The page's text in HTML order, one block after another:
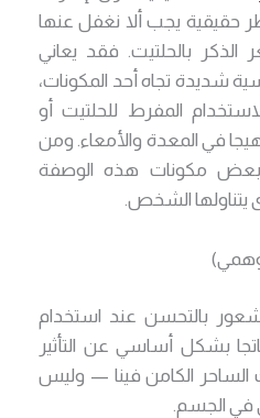
حقيقية يجب ألا نغفل عنها
بالحلتيت. فقد يعاني
تجاه أحد المكونات،
المفرط للحلتيت أو
في المعدة والأمعاء. ومن
بعض مكونات هذه الوصفة
الشخص.
بالتحسن عند استخدام
بشكل أساسي عن التأثير
الساحر الكامن فينا — وليس
في الجسم.